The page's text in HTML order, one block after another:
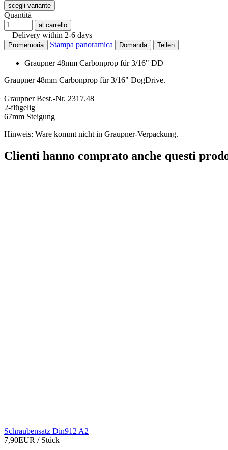
scegli variante
Quantità
al carrello
Delivery within 2-6 days
Promemoria Stampa panoramica Domanda Teilen
Graupner 48mm Carbonprop für 3/16" DD
Graupner 48mm Carbonprop für 3/16" DogDrive.
Graupner Best.-Nr. 2317.48
2-flügelig
67mm Steigung
Hinweis: Ware kommt nicht in Graupner-Verpackung.
Clienti hanno comprato anche questi
Schraubensatz Din912 A2
7,90EUR / Stück